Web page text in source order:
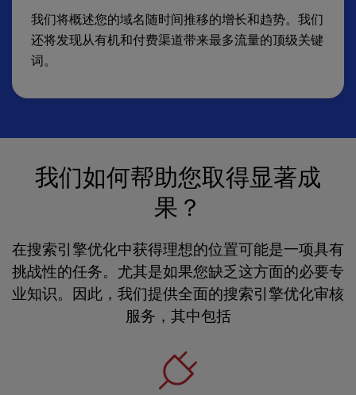
我们将概述您的域名随时间推移的增长和趋势。我们
还将发现从有机和付费渠道带来最多流量的顶级关键
词。
我们如何帮助您取得显著成
果？
在搜索引擎优化中获得理想的位置可能是一项具有
挑战性的任务。尤其是如果您缺乏这方面的必要专
业知识。因此，我们提供全面的搜索引擎优化审核
服务，其中包括